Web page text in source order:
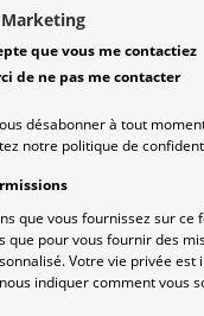
que vous me contactiez
de ne pas me contacter
désabonner à tout
notre politique de
que vous fournissez sur ce
que pour vous fournir des
Votre vie privée est
indiquer comment vous